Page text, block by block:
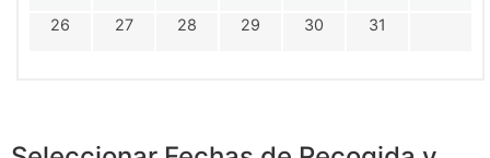
26 27 28 29 30 31